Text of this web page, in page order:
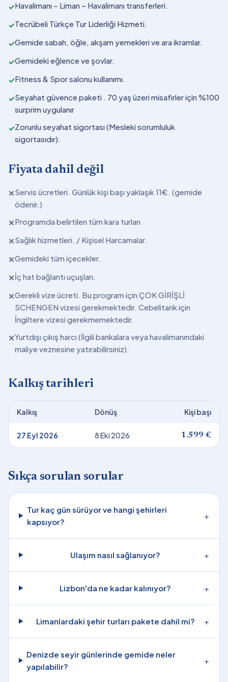
✓Havalimanı – Liman – Havalimanı transferleri.
✓Tecrübeli Türkçe Tur Liderliği Hizmeti.
✓Gemide sabah, öğle, akşam yemekleri ve ara ikramlar.
✓Gemideki eğlence ve şovlar.
✓Fitness & Spor salonu kullanımı.
✓Seyahat güvence paketi . 70 yaş üzeri misafirler için %100
surprim uygulanır
✓Zorunlu seyahat sigortası (Mesleki sorumluluk
sigortasıdır).
Fiyata dahil değil
✕Servis ücretleri. Günlük kişi başı yaklaşık 11€. (gemide
ödenir.)
✕Programda belirtilen tüm kara turları
✕Sağlık hizmetleri. / Kişisel Harcamalar.
✕Gemideki tüm içecekler.
✕İç hat bağlantı uçuşları.
✕Gerekli vize ücreti. Bu program için ÇOK GİRİŞLİ
SCHENGEN vizesi gerekmektedir. Cebelitarık için
İngiltere vizesi gerekmemektedir.
✕Yurtdışı çıkış harcı (İlgili bankalara veya havalimanındaki
maliye veznesine yatırabilirsiniz).
Kalkış tarihleri
Kalkış Dönüş Kişi başı
27 Eyl 2026 8 Eki 2026 1.599 €
Sıkça sorulan sorular
Tur kaç gün sürüyor ve hangi şehirleri
kapsıyor?
+
Ulaşım nasıl sağlanıyor? +
Lizbon'da ne kadar kalınıyor? +
Limanlardaki şehir turları pakete dahil mi? +
Denizde seyir günlerinde gemide neler
yapılabilir?
+